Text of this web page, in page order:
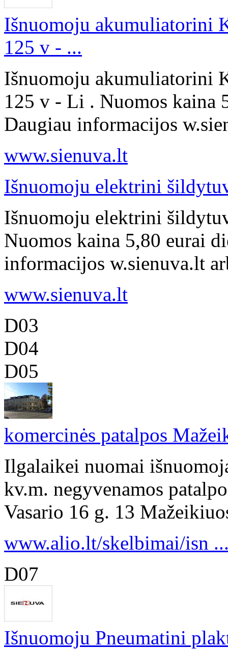
Išnuomoju akumuliatorini
125 v - ...
Išnuomoju akumuliatorini
125 v - Li . Nuomos kaina
Daugiau informacijos
www.sienuva.lt
Išnuomoju elektrini
Išnuomoju elektrini
Nuomos kaina 5,80 eurai
informacijos w.sienuva.lt
www.sienuva.lt
D03
D04
D05
komercinės patalpos
Ilgalaikei nuomai
kv.m. negyvenamos
Vasario 16 g. 13
www.alio.lt/skelbimai/isn
D07
Išnuomoju Pneumatini